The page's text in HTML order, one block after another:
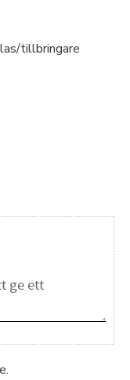
tillbringare